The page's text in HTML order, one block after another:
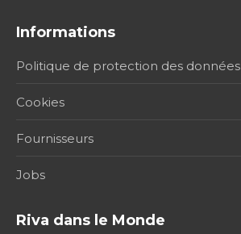
Informations
Politique de protection des données
Cookies
Fournisseurs
Jobs
Riva dans le Monde